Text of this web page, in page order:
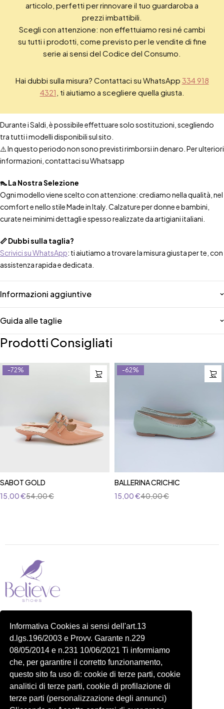
Informativa Cookies ai sensi dell'art.13
d.lgs.196/2003 e Provv. Garante n.229
08/05/2014 e n.231 10/06/2021 Ti informiamo
che, per garantire il corretto funzionamento,
questo sito fa uso di: cookie di terze parti, cookie
analitici di terze parti, cookie di profilazione di
terze parti (personalizzazione degli annunci)
articolo, perfetti per rinnovare il tuo guardaroba a
prezzi imbattibili.
Scegli con attenzione: non effettuiamo resi né cambi
su tutti i prodotti, come previsto per le vendite di fine
serie ai sensi del Codice del Consumo.
Hai dubbi sulla misura? Contattaci su WhatsApp 334 918
4321 , ti aiutiamo a scegliere quella giusta.
Durante i Saldi, è possibile effettuare solo sostituzioni, scegliendo
tra tutti i modelli disponibili sul sito.
⚠️ In questo periodo non sono previsti rimborsi in denaro. Per ulteriori
informazioni, contattaci su Whatsapp
👠 La Nostra Selezione
Ogni modello viene scelto con attenzione: crediamo nella qualità, nel
comfort e nello stile Made in Italy. Calzature per donne e bambini,
curate nei minimi dettagli e spesso realizzate da artigiani italiani.
📏 Dubbi sulla taglia?
Scrivici su WhatsApp: ti aiutiamo a trovare la misura giusta per te, con
assistenza rapida e dedicata.
Informazioni aggiuntive
Guida alle taglie
Prodotti Consigliati
-72%
SABOT GOLD
54,00€
15,00€
-62%
BALLERINA CRICHIC
40,00€
15,00€
P.IVA 14822091006
N.REA: RM-1548401
C.SOCIALE: €10,00
334 918 4321
Shop
Account
Carrello